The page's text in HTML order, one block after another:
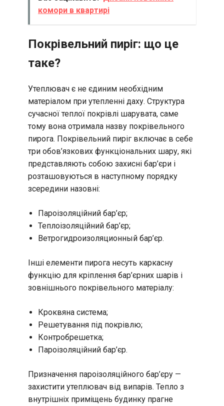
комори в квартирі
Покрівельний пиріг: що це
таке?
Утеплювач є не єдиним необхідним
матеріалом при утепленні даху. Структура
сучасної теплої покрівлі шарувата, саме
тому вона отримала назву покрівельного
пирога. Покрівельний пиріг включає в себе
три обов’язкових функціональних шару, які
представляють собою захисні бар’єри і
розташовуються в наступному порядку
зсередини назовні:
Пароізоляційний бар’єр;
Теплоізоляційний бар’єр;
Ветрогидроизоляционный бар’єр.
Інші елементи пирога несуть каркасну
функцію для кріплення бар’єрних шарів і
зовнішнього покрівельного матеріалу:
Кроквяна система;
Решетування під покрівлю;
Контробрешетка;
Пароізоляційний бар’єр.
Призначення пароізоляційного бар’єру —
захистити утеплювач від випарів. Тепло з
внутрішніх приміщень будинку прагне